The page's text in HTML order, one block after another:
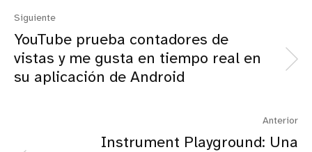
Siguiente
YouTube prueba contadores de
vistas y me gusta en tiempo real en
su aplicación de Android
Anterior
Instrument Playground: Una